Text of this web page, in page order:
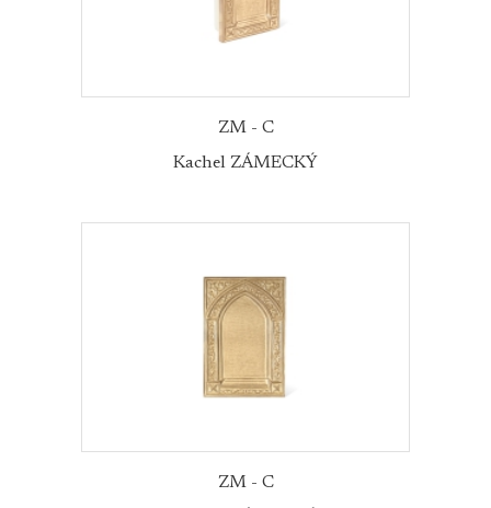
ZM - C
Kachel ZÁMECKÝ
ZM - C